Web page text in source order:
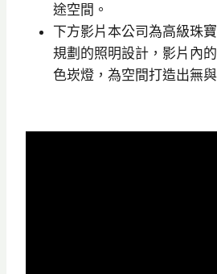
途空間。
下方影片本公司為高級珠
規劃的照明設計，影片內
色崁燈，為空間打造出無